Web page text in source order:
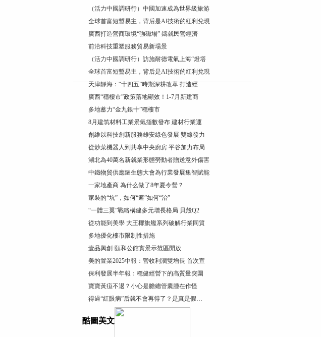
（活力中國調研行）中國加速成為世界級旅游
全球首富短暫易主，背后是AI技術的紅利兌現
廣西打造營商環境“強磁場” 鑄就民營經濟
前沿科技重塑服務貿易新場景
（活力中國調研行）訪施耐德電氣上海“燈塔
全球首富短暫易主，背后是AI技術的紅利兌現
天津靜海：“十四五”時期深耕改革 打造經
廣西“穩樓市”政策落地顯效！1-7月新建商
多地蓄力“金九銀十”穩樓市
8月建筑材料工業景氣指數發布 建材行業運
創維以科技創新服務雄安綠色發展 雙線發力
從炒菜機器人到共享中央廚房 平谷加力布局
湖北為40萬名新就業形態勞動者贈送意外傷害
中鐵物貿供應鏈生態大會為行業發展集智賦能
一家地產商 為什么做了8年夏令營？
家裝的“坑”，如何“避”如何“治”
“一體三翼”戰略構建多元增長格局 貝殼Q2
從功能到美學 大王椰旗艦系列破解行業同質
多地優化樓市限制性措施
壹品興創·頤和公館實景示范區開放
美的置業2025中報：營收利潤雙增長 首次宣
保利發展半年報：穩健經營下的高質量突圍
寶寶黃疸不退？小心是膽總管囊腫在作怪
得過“紅眼病”后就不會再得了？是真是假…
酷圖美文